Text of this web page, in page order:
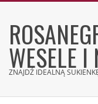
content
WESELE I
ZNAJDŹ IDEALNĄ